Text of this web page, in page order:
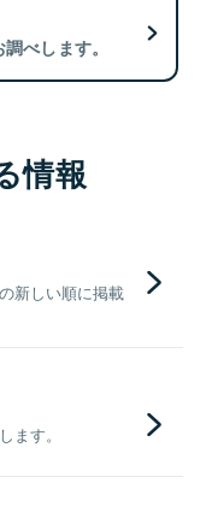
べします。
情報
新しい順に掲載
ます。